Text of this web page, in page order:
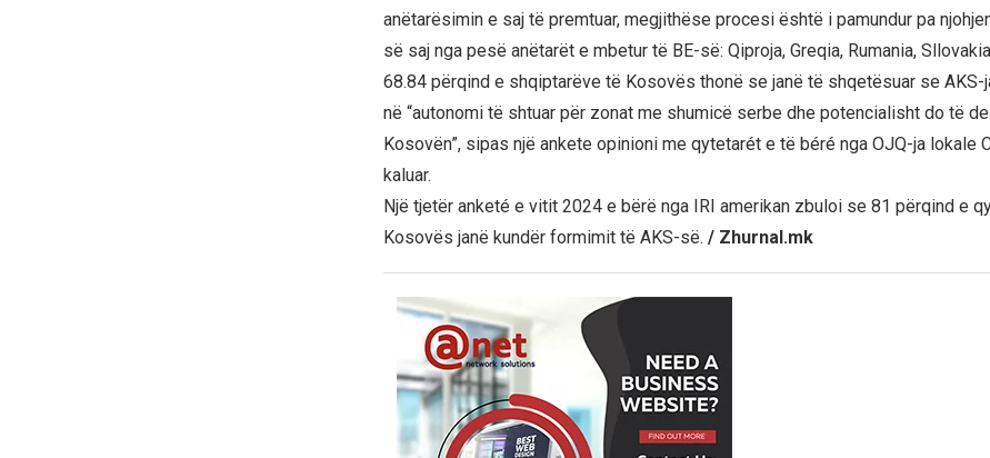
anëtarësimin e saj të premtuar, megjithëse procesi është i pamundur pa
së saj nga pesë anëtarët e mbetur të BE-së: Qiproja, Greqia, Rumania,
68.84 përqind e shqiptarëve të Kosovës thonë se janë të shqetësuar se AKS-
në “autonomi të shtuar për zonat me shumicë serbe dhe potencialisht do të
Kosovën”, sipas një ankete opinioni me qytetarét e të béré nga OJQ-ja lokale
kaluar.
Një tjetër anketé e vitit 2024 e bërë nga IRI amerikan zbuloi se 81 përqind e
Kosovës janë kundër formimit të AKS-së. / Zhurnal.mk